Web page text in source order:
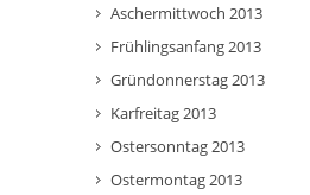
Aschermittwoch 2013
Frühlingsanfang 2013
Gründonnerstag 2013
Karfreitag 2013
Ostersonntag 2013
Ostermontag 2013